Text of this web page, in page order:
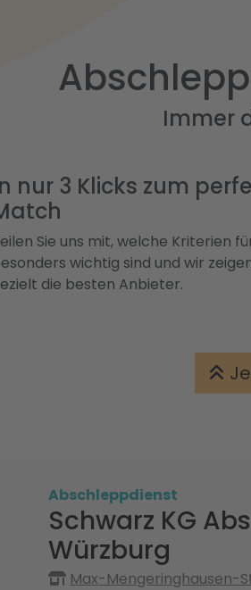
Immer
nur 3 Klicks zum
Sie uns mit, welche Kriterien
wichtig sind und wir
die besten Anbieter.
Abschleppdienst
Schwarz KG
Würzburg
Max-Mengeringhausen-